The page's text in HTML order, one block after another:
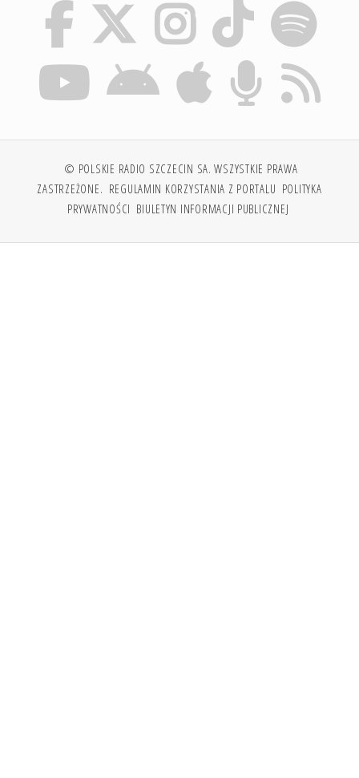
© POLSKIE RADIO SZCZECIN SA. WSZYSTKIE PRAWA
ZASTRZEŻONE. REGULAMIN KORZYSTANIA Z PORTALU POLITYKA
PRYWATNOŚCI BIULETYN INFORMACJI PUBLICZNEJ